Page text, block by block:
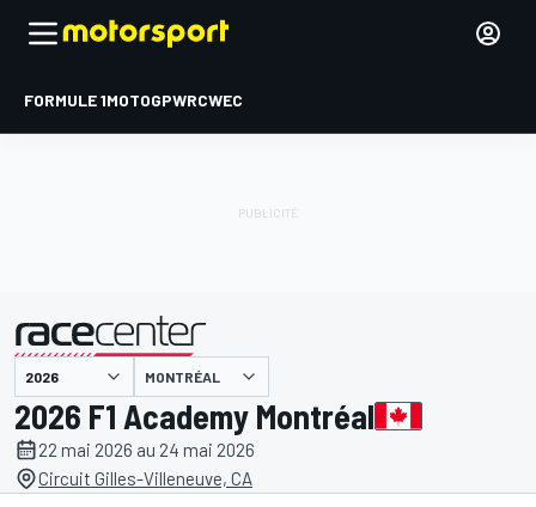
FORMULE 1MOTOGPWRCWEC
présenté par MONTRÉAL
2026 F1 Academy Montréal
22 mai 2026 au 24 mai 2026
Circuit Gilles-Villeneuve, CA